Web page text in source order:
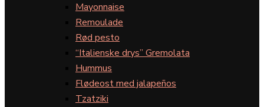
Mayonnaise
Remoulade
Rød pesto
“Italienske drys” Gremolata
Hummus
Flødeost med jalapeños
Tzatziki